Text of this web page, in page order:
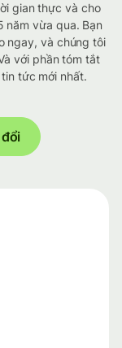
gian thực và cho
năm vừa qua. Bạn
ngay, và chúng tôi
với phần tóm tắt
tức mới nhất.